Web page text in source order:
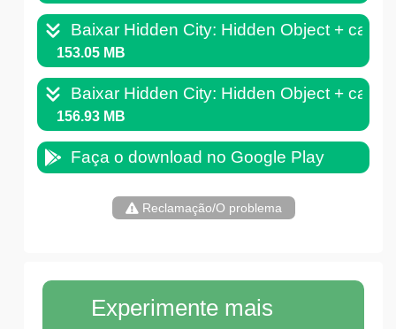
Baixar Hidden City: Hidden Object +
153.05 MB
Baixar Hidden City: Hidden Object +
156.93 MB
Faça o download no Google Play
Reclamação/O problema
Experimente mais